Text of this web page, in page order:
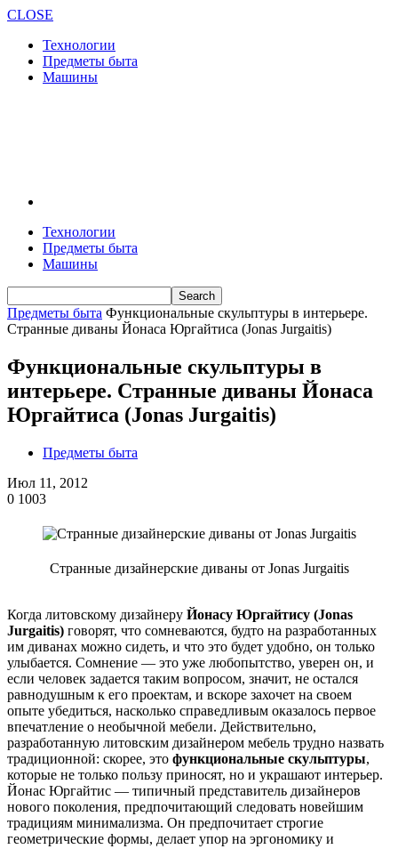
CLOSE
Технологии
Предметы быта
Машины
Технологии
Предметы быта
Машины
Предметы быта Функциональные скульптуры в интерьере.
Странные диваны Йонаса Юргайтиса (Jonas Jurgaitis)
Функциональные скульптуры в
интерьере. Странные диваны Йонаса
Юргайтиса (Jonas Jurgaitis)
Предметы быта
Июл 11, 2012
0 1003
Странные дизайнерские диваны от Jonas Jurgaitis
Когда литовскому дизайнеру Йонасу Юргайтису (Jonas
Jurgaitis) говорят, что сомневаются, будто на разработанных
им диванах можно сидеть, и что это будет удобно, он только
улыбается. Сомнение — это уже любопытство, уверен он, и
если человек задается таким вопросом, значит, не остался
равнодушным к его проектам, и вскоре захочет на своем
опыте убедиться, насколько справедливым оказалось первое
впечатление о необычной мебели. Действительно,
разработанную литовским дизайнером мебель трудно назвать
традиционной: скорее, это функциональные скульптуры,
которые не только пользу приносят, но и украшают интерьер.
Йонас Юргайтис — типичный представитель дизайнеров
нового поколения, предпочитающий следовать новейшим
традициям минимализма. Он предпочитает строгие
геометрические формы, делает упор на эргономику и